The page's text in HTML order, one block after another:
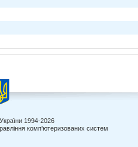
1994-2026
комп'ютеризованих систем